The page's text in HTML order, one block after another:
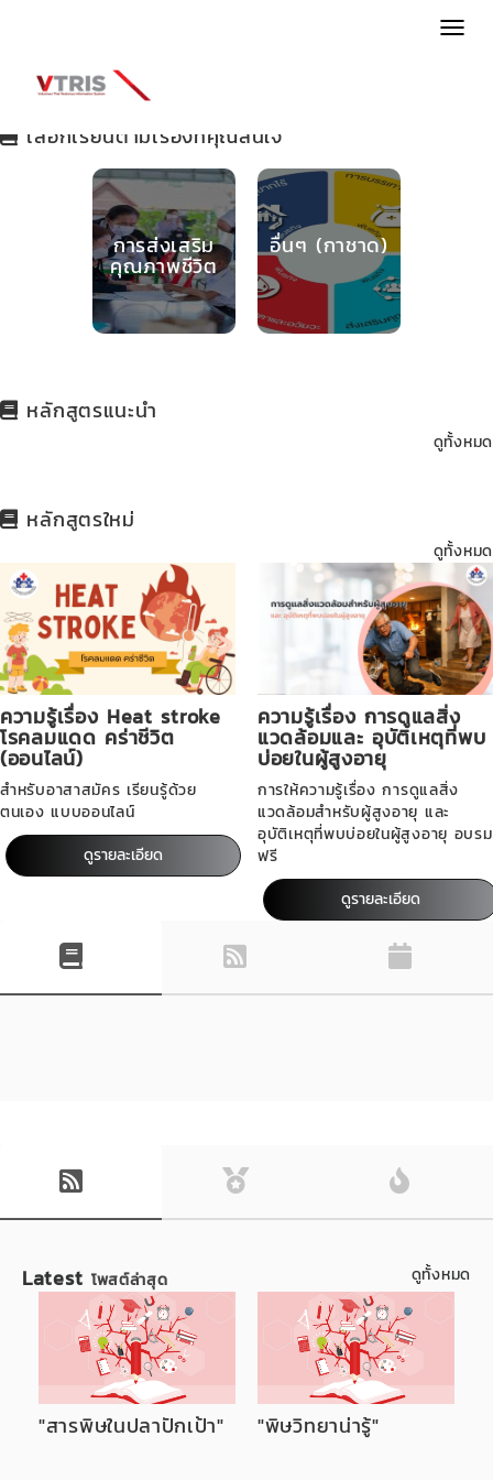
MENU
เลือกเรียนตามเรื่องที่คุณสนใจ
การส่งเสริม
คุณภาพชีวิต
อื่นๆ (กาชาด)
หลักสูตรแนะนำ
ดูทั้งหมด
หลักสูตรใหม่
ดูทั้งหมด
ความรู้เรื่อง Heat stroke
โรคลมแดด คร่าชีวิต
(ออนไลน์)
สำหรับอาสาสมัคร เรียนรู้ด้วย
ตนเอง แบบออนไลน์
ดูรายละเอียด
ความรู้เรื่อง การดูแลสิ่ง
แวดล้อมและ อุบัติเหตุที่พบ
บ่อยในผู้สูงอายุ
การให้ความรู้เรื่อง การดูแลสิ่ง
แวดล้อมสำหรับผู้สูงอายุ และ
อุบัติเหตุที่พบบ่อยในผู้สูงอายุ อบรม
ฟรี
ดูรายละเอียด
Latest โพสต์ล่าสุด ดูทั้งหมด
"สารพิษในปลาปักเป้า" "พิษวิทยาน่ารู้"